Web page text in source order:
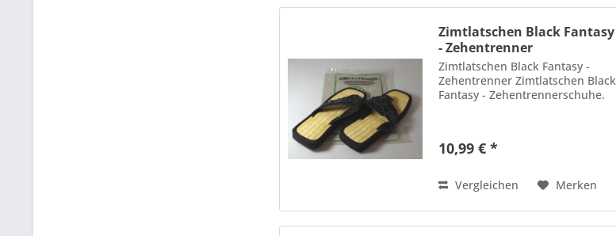
Zimtlatschen Black Fantasy
- Zehentrenner
Zimtlatschen Black Fantasy -
Zehentrenner Zimtlatschen Black
Fantasy - Zehentrennerschuhe.
10,99 € *
Vergleichen Merken